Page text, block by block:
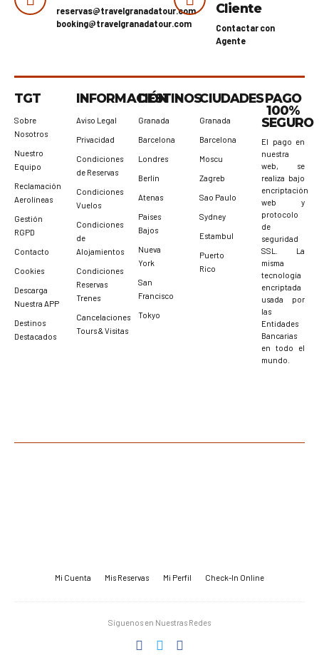
reservas@travelgranadatour.com
booking@travelgranadatour.com
Cliente
Contactar con
Agente
TGT
Sobre
Nosotros
Nuestro
Equipo
Reclamación
Aerolíneas
Gestión
RGPD
Contacto
Cookies
Descarga
Nuestra APP
Destinos
Destacados
INFORMACIÓN
Aviso Legal
Privacidad
Condiciones
de Reservas
Condiciones
Vuelos
Condiciones
de
Alojamientos
Condiciones
Reservas
Trenes
Cancelaciones
Tours & Visitas
DESTINOS
Granada
Barcelona
Londres
Berlín
Atenas
Paises
Bajos
Nueva
York
San
Francisco
Tokyo
CIUDADES
Granada
Barcelona
Moscu
Zagreb
Sao Paulo
Sydney
Estambul
Puerto
Rico
PAGO
100%
SEGURO
El pago en
nuestra
web, se
realiza bajo
encriptación
web y
protocolo
de
seguridad
SSL. La
misma
tecnología
encriptada
usada por
las
Entidades
Bancarias
en todo el
mundo.
Mi Cuenta Mis Reservas Mi Perfil Check-In Online
Síguenos en Nuestras Redes